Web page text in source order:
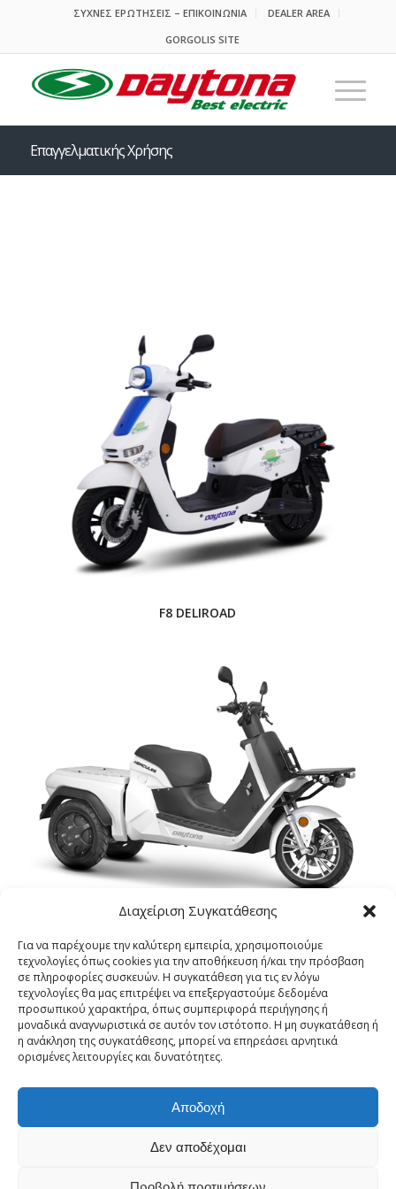
Διαχείριση Συγκατάθεσης
Για να παρέχουμε την καλύτερη εμπειρία, χρησιμοποιούμε
τεχνολογίες όπως cookies για την αποθήκευση ή/και την πρόσβαση
σε πληροφορίες συσκευών. Η συγκατάθεση για τις εν λόγω
τεχνολογίες θα μας επιτρέψει να επεξεργαστούμε δεδομένα
προσωπικού χαρακτήρα, όπως συμπεριφορά περιήγησης ή
μοναδικά αναγνωριστικά σε αυτόν τον ιστότοπο. Η μη συγκατάθεση ή
η ανάκληση της συγκατάθεσης, μπορεί να επηρεάσει αρνητικά
ορισμένες λειτουργίες και δυνατότητες.
Αποδοχή
Δεν αποδέχομαι
ΣΥΧΝΕΣ ΕΡΩΤΗΣΕΙΣ – ΕΠΙΚΟΙΝΩΝΙΑ
DEALER AREA
GORGOLIS SITE
Επαγγελματικής Χρήσης
F8 DELIROAD
HERCULES III cargo